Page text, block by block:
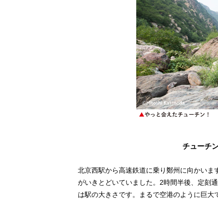
チューチ
北京西駅から高速鉄道に乗り鄭州に向かい
がいきとどいていました。2時間半後、定刻
は駅の大きさです。まるで空港のように巨大